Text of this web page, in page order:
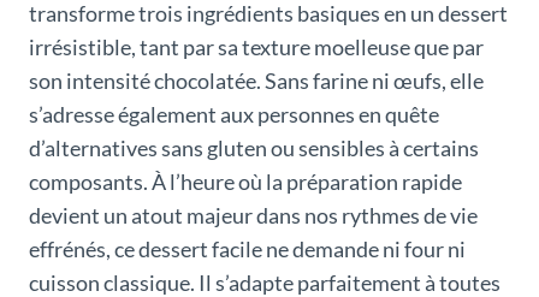
transforme trois ingrédients basiques en un dessert
irrésistible, tant par sa texture moelleuse que par
son intensité chocolatée. Sans farine ni œufs, elle
s’adresse également aux personnes en quête
d’alternatives sans gluten ou sensibles à certains
composants. À l’heure où la préparation rapide
devient un atout majeur dans nos rythmes de vie
effrénés, ce dessert facile ne demande ni four ni
cuisson classique. Il s’adapte parfaitement à toutes